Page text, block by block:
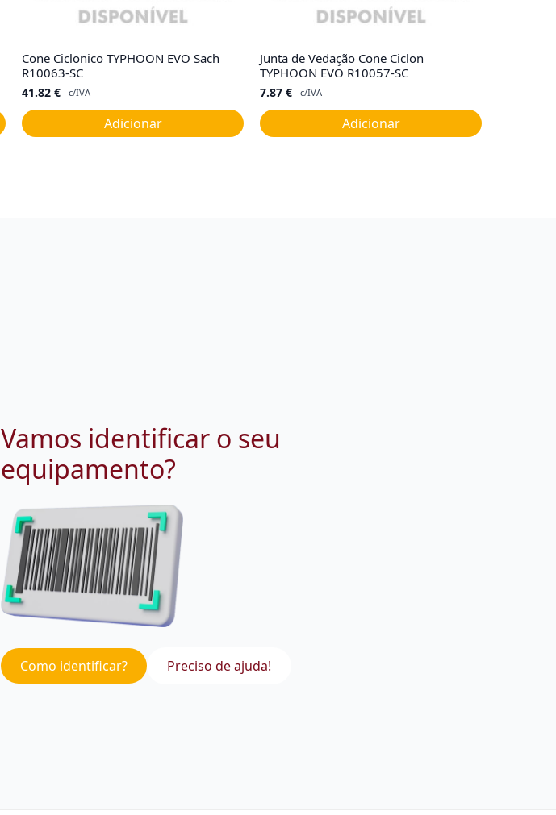
Cone Ciclonico TYPHOON EVO Sach
R10063-SC
41.82 € c/IVA
Adicionar
Junta de Vedação Cone Ciclon
TYPHOON EVO R10057-SC
7.87 € c/IVA
Adicionar
Vamos identificar o seu
equipamento?
Como identificar? Preciso de ajuda!